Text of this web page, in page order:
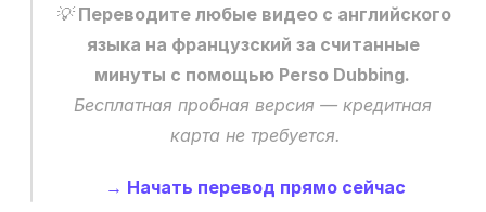
💡 Переводите любые видео с английского
языка на французский за считанные
минуты с помощью Perso Dubbing.
Бесплатная пробная версия — кредитная
карта не требуется.
→ Начать перевод прямо сейчас